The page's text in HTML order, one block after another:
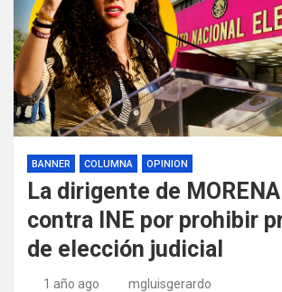
BANNER COLUMNA OPINION
La dirigente de
contra INE por prohibir
de elección judicial
1 año ago mgluisgerardo